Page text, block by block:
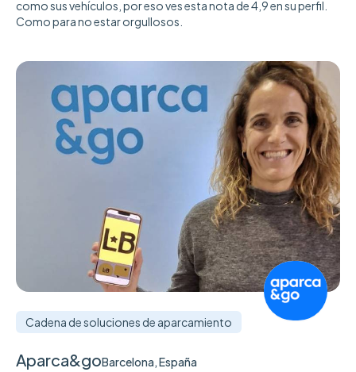
como sus vehículos, por eso ves esta nota de 4,9 en su perfil.
Como para no estar orgullosos.
Cadena de soluciones de aparcamiento
Aparca&goBarcelona, España